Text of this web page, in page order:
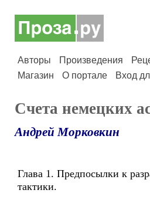
Авторы Произведения
Магазин
О портале Вход
Счета немецких
Андрей Морковкин
Глава 1. Предпосылки к
тактики.